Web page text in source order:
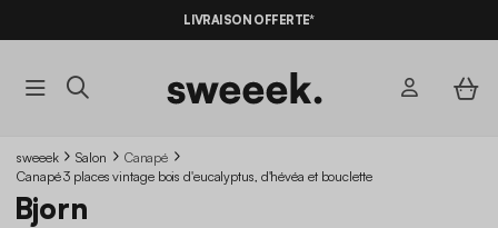
BONS PLANS* AVEC LECODE SUMMER10
LIVRAISON OFFERTE*
sweeek Salon
Canapé
Canapé 3 places vintage bois d'eucalyptus, d'hévéa et bouclette
Bjorn